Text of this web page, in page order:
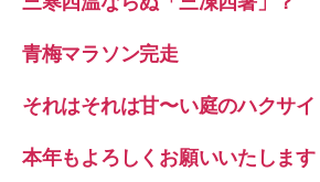
青梅マラソン完走
それはそれは甘〜い庭のハクサイ
本年もよろしくお願いいたします